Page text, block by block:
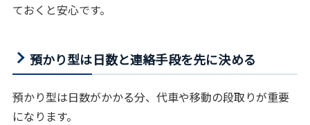
ておくと安心です。
預かり型は日数と連絡手段を先に決める
預かり型は日数がかかる分、代車や移動の段取りが重要
になります。